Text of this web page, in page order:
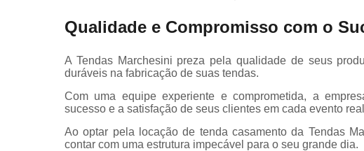
Qualidade e Compromisso com o
A Tendas Marchesini preza pela qualidade de seus
duráveis na fabricação de suas tendas.
Com uma equipe experiente e comprometida, a
sucesso e a satisfação de seus clientes em cada evento
Ao optar pela locação de tenda casamento da Tendas
contar com uma estrutura impecável para o seu grande dia.